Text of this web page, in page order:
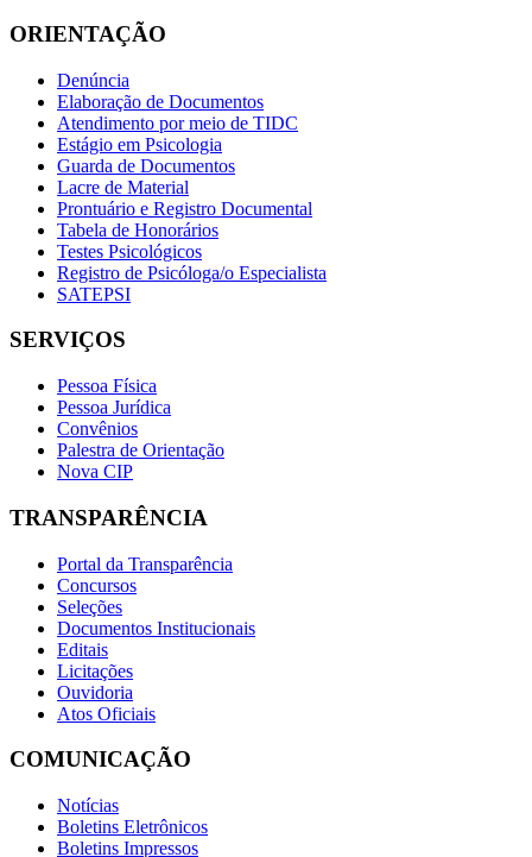
ORIENTAÇÃO
Denúncia
Elaboração de Documentos
Atendimento por meio de TIDC
Estágio em Psicologia
Guarda de Documentos
Lacre de Material
Prontuário e Registro Documental
Tabela de Honorários
Testes Psicológicos
Registro de Psicóloga/o Especialista
SATEPSI
SERVIÇOS
Pessoa Física
Pessoa Jurídica
Convênios
Palestra de Orientação
Nova CIP
TRANSPARÊNCIA
Portal da Transparência
Concursos
Seleções
Documentos Institucionais
Editais
Licitações
Ouvidoria
Atos Oficiais
COMUNICAÇÃO
Notícias
Boletins Eletrônicos
Boletins Impressos